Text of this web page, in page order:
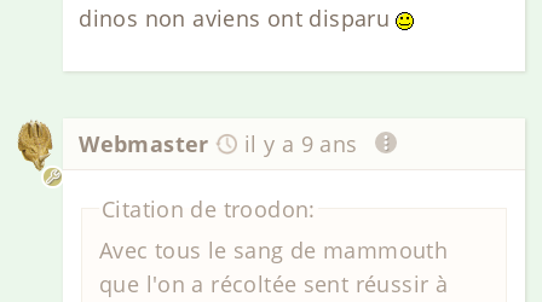
dinos non aviens ont disparu
Webmaster il y a 9 ans
Citation de troodon:
Avec tous le sang de mammouth
que l'on a récoltée sent réussir à